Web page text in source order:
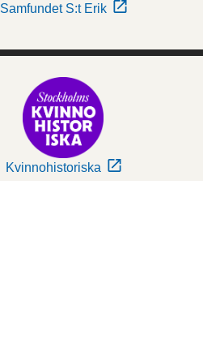
Samfundet S:t Erik
Kvinnohistoriska